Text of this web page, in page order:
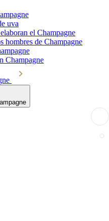
uva
el Champagne
hombres de Champagne
Champagne